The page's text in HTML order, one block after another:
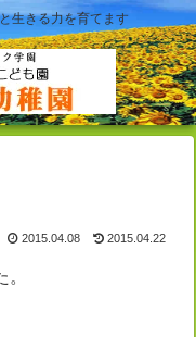
生きる力を育てます
2015.04.08 2015.04.22